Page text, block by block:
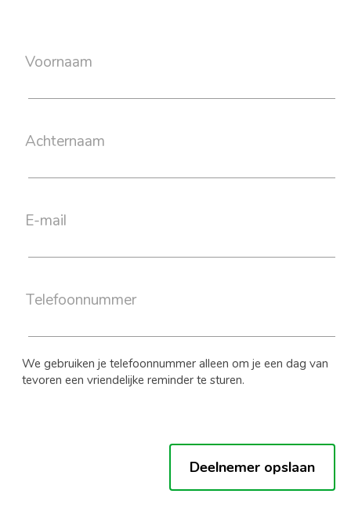
Voornaam
Achternaam
E-mail
Telefoonnummer
We gebruiken je telefoonnummer alleen om je een dag van
tevoren een vriendelijke reminder te sturen.
Deelnemer opslaan